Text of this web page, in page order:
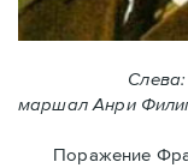
маршал Анри
Поражение